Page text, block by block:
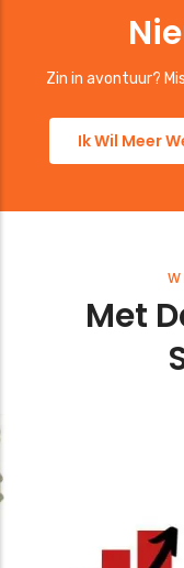
Zin in avontuur?
Ik Wil Meer
Met